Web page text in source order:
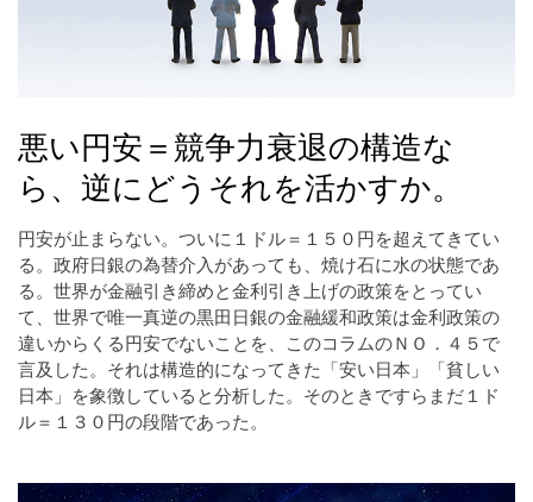
悪い円安＝競争力衰退の構造な
ら、逆にどうそれを活かすか。
円安が止まらない。ついに１ドル＝１５０円を超えてきてい
る。政府日銀の為替介入があっても、焼け石に水の状態であ
る。世界が金融引き締めと金利引き上げの政策をとってい
て、世界で唯一真逆の黒田日銀の金融緩和政策は金利政策の
違いからくる円安でないことを、このコラムのＮＯ．４５で
言及した。それは構造的になってきた「安い日本」「貧しい
日本」を象徴していると分析した。そのときですらまだ１ド
ル＝１３０円の段階であった。